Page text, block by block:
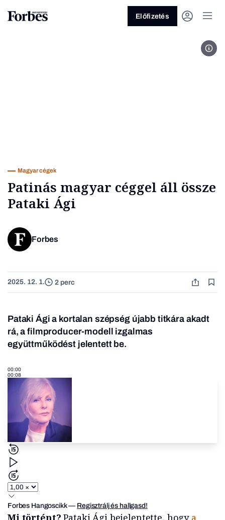
Üzlet
Előfizetés
Magyar cégek
Patinás magyar céggel áll össze
Pataki Ági
Forbes
2025. 12. 1. 2 perc
Pataki Ági a kortalan szépség újabb titkára akadt
rá, a filmproducer-modell izgalmas
együttműködést jelentett be.
00:00
00:08
Forbes Hangoscikk— Regisztrálj és hallgasd!
Mi történt?Pataki Ági bejelentette, hogy a